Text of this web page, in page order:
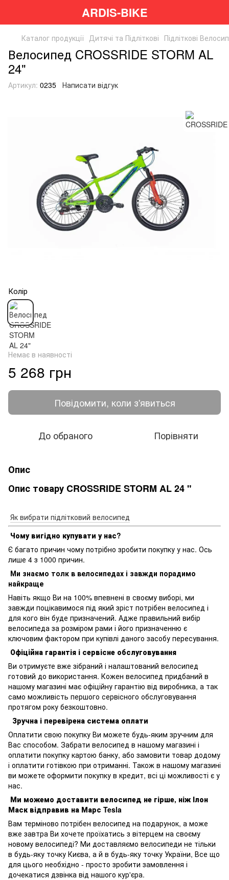
ARDIS-BIKE
Каталог продукції Дитячі та Підліткові Підліткові
Велосипед CROSSRIDE STORM AL
24"
Артикул: 0235 Написати відгук
Колір
Немає в наявності
5 268 грн
Повідомити, коли з'явиться
До обраного Порівняти
Опис
Опис товару CROSSRIDE STORM AL 24 "
Як вибрати підлітковий велосипед
Чому вигідно купувати у нас?
Є багато причин чому потрібно зробити покупку у нас. Ось
лише 4 з 1000 причин.
Ми знаємо толк в велосипедах і завжди порадимо
найкраще
Навіть якщо Ви на 100% впевнені в своєму виборі, ми
завжди поцікавимося під який зріст потрібен велосипед і
для кого він буде призначений. Адже правильний вибір
велосипеда за розміром рами і його призначенню є
ключовим фактором при купівлі даного засобу пересування.
Офіційна гарантія і сервісне обслуговування
Ви отримуєте вже зібраний і налаштований велосипед
готовий до використання. Кожен велосипед придбаний в
нашому магазині має офіційну гарантію від виробника, а так
само можливість першого сервісного обслуговування
протягом року безкоштовно.
Зручна і перевірена система оплати
Оплатити свою покупку Ви можете будь-яким зручним для
Вас способом. Забрати велосипед в нашому магазині і
оплатити покупку картою банку, або замовити товар додому
і оплатити готівкою при отриманні. Також в нашому магазині
ви можете оформити покупку в кредит, всі ці можливості є у
нас.
Ми можемо доставити велосипед не гірше, ніж Ілон
Маск відправив на Марс Tesla
Вам терміново потрібен велосипед на подарунок, а може
вже завтра Ви хочете проїхатись з вітерцем на своєму
новому велосипеді? Ми доставляємо велосипеди не тільки
в будь-яку точку Києва, а й в будь-яку точку України, Все що
для цього необхідно - просто зробити замовлення і
дочекатися дзвінка від нашого кур'єра.